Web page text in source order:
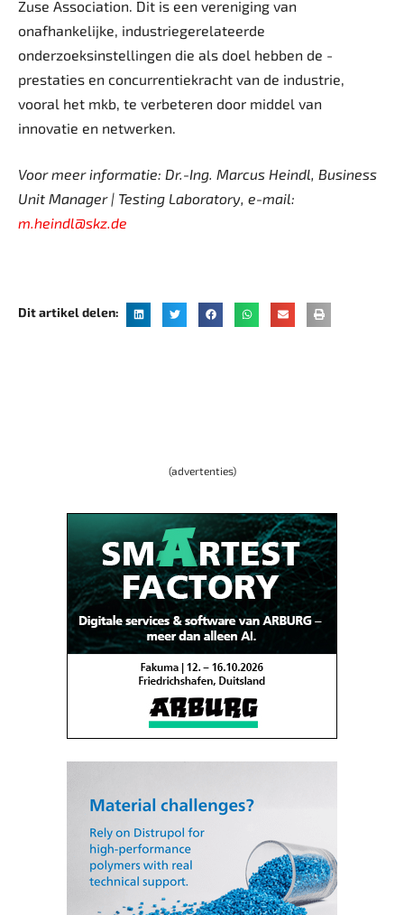
Zuse ­Association. Dit is een vereniging van
onafhankelijke, industrie­gerelateerde
onderzoeksinstellingen die als doel hebben de ­
prestaties en concurrentiekracht van de industrie,
vooral het mkb, te verbeteren door middel van
innovatie en netwerken.
Voor meer informatie: Dr.-Ing. Marcus Heindl, Business
Unit ­Manager | Testing Laboratory, e-mail:
m.heindl@skz.de
Dit artikel delen:
(advertenties)